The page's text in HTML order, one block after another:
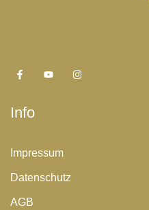
Info
Impressum
Datenschutz
AGB